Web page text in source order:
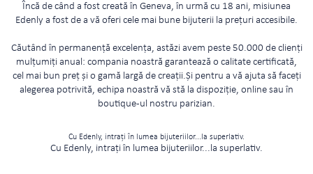
Încă de când a fost creată în Geneva, în urmă cu 18 ani, misiunea
Edenly a fost de a vă oferi cele mai bune bijuterii la prețuri accesibile.
Căutând în permanență excelența, astăzi avem peste 50.000 de clienți
mulțumiți anual: compania noastră garantează o calitate certificată,
cel mai bun preț și o gamă largă de creații.Și pentru a vă ajuta să faceți
alegerea potrivită, echipa noastră vă stă la dispoziție, online sau în
boutique-ul nostru parizian.
Cu Edenly, intrați în lumea bijuteriilor...la superlativ.
Cu Edenly, intrați în lumea bijuteriilor...la superlativ.